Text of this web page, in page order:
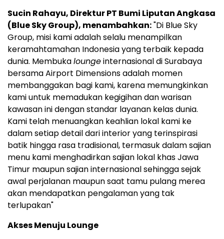
Sucin Rahayu, Direktur PT Bumi Liputan Angkasa
(Blue Sky Group), menambahkan:"Di Blue Sky
Group, misi kami adalah selalu menampilkan
keramahtamahan Indonesia yang terbaik kepada
dunia. Membukaloungeinternasional di Surabaya
bersama Airport Dimensions adalah momen
membanggakan bagi kami, karena memungkinkan
kami untuk memadukan kegigihan dan warisan
kawasan ini dengan standar layanan kelas dunia.
Kami telah menuangkan keahlian lokal kami ke
dalam setiap detail dari interior yang terinspirasi
batik hingga rasa tradisional, termasuk dalam sajian
menu kami menghadirkan sajian lokal khas Jawa
Timur maupun sajian internasional sehingga sejak
awal perjalanan maupun saat tamu pulang merea
akan mendapatkan pengalaman yang tak
terlupakan"
Akses Menuju Lounge